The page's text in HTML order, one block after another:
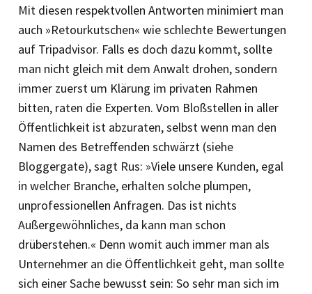
Mit diesen respektvollen Antworten minimiert man
auch »Retourkutschen« wie schlechte Bewertungen
auf Tripadvisor. Falls es doch dazu kommt, sollte
man nicht gleich mit dem Anwalt drohen, sondern
immer zuerst um Klärung im privaten Rahmen
bitten, raten die Experten. Vom Bloßstellen in aller
Öffentlichkeit ist abzuraten, selbst wenn man den
Namen des Betreffenden schwärzt (siehe
Bloggergate), sagt Rus: »Viele unsere Kunden, egal
in welcher Branche, erhalten solche plumpen,
unprofessionellen Anfragen. Das ist nichts
Außergewöhnliches, da kann man schon
drüberstehen.« Denn womit auch immer man als
Unternehmer an die Öffentlichkeit geht, man sollte
sich einer Sache bewusst sein: So sehr man sich im